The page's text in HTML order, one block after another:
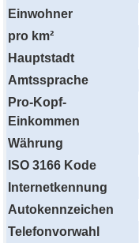
Einwohner
pro km²
Hauptstadt
Amtssprache
Pro-Kopf-
Einkommen
Währung
ISO 3166 Kode
Internetkennung
Autokennzeichen
Telefonvorwahl